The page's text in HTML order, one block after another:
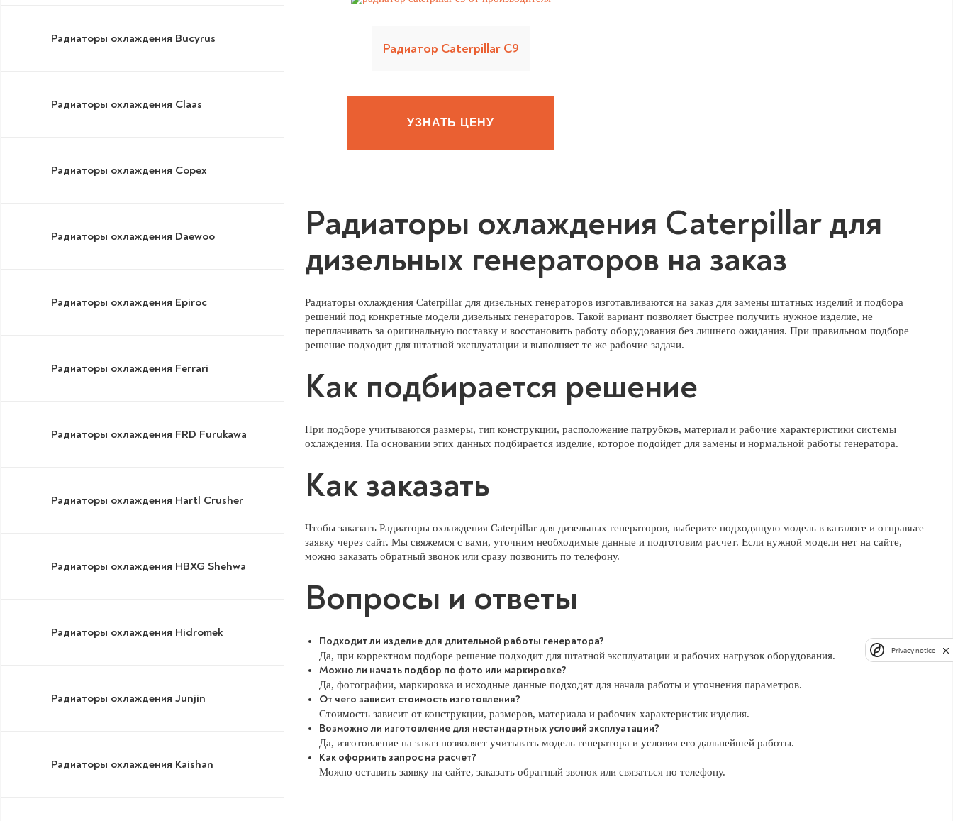
Радиаторы охлаждения Bucyrus
Радиаторы охлаждения Claas
Радиаторы охлаждения Copex
Радиаторы охлаждения Daewoo
Радиаторы охлаждения Epiroc
Радиаторы охлаждения Ferrari
Радиаторы охлаждения FRD Furukawa
Радиаторы охлаждения Hartl Crusher
Радиаторы охлаждения HBXG Shehwa
Радиаторы охлаждения Hidromek
Радиаторы охлаждения Junjin
Радиаторы охлаждения Kaishan
Радиатор Caterpillar C9
УЗНАТЬ ЦЕНУ
Радиаторы охлаждения Caterpillar для
дизельных генераторов на заказ
Радиаторы охлаждения Caterpillar для дизельных генераторов изготавливаются на заказ для замены штатных изделий и подбора
решений под конкретные модели дизельных генераторов. Такой вариант позволяет быстрее получить нужное изделие, не
переплачивать за оригинальную поставку и восстановить работу оборудования без лишнего ожидания. При правильном подборе
решение подходит для штатной эксплуатации и выполняет те же рабочие задачи.
Как подбирается решение
При подборе учитываются размеры, тип конструкции, расположение патрубков, материал и рабочие характеристики системы
охлаждения. На основании этих данных подбирается изделие, которое подойдет для замены и нормальной работы генератора.
Как заказать
Чтобы заказать Радиаторы охлаждения Caterpillar для дизельных генераторов, выберите подходящую модель в каталоге и отправьте
заявку через сайт. Мы свяжемся с вами, уточним необходимые данные и подготовим расчет. Если нужной модели нет на сайте,
можно заказать обратный звонок или сразу позвонить по телефону.
Вопросы и ответы
Подходит ли изделие для длительной работы генератора?
Да, при корректном подборе решение подходит для штатной эксплуатации и рабочих нагрузок оборудования.
Можно ли начать подбор по фото или маркировке?
Да, фотографии, маркировка и исходные данные подходят для начала работы и уточнения параметров.
От чего зависит стоимость изготовления?
Стоимость зависит от конструкции, размеров, материала и рабочих характеристик изделия.
Возможно ли изготовление для нестандартных условий эксплуатации?
Да, изготовление на заказ позволяет учитывать модель генератора и условия его дальнейшей работы.
Как оформить запрос на расчет?
Можно оставить заявку на сайте, заказать обратный звонок или связаться по телефону.
Privacy notice